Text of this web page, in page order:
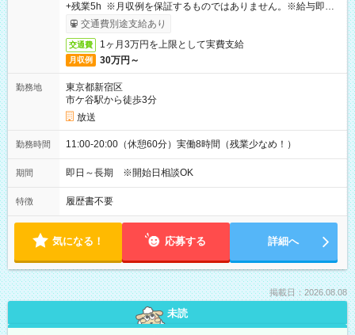
+残業5h ※月収例を保証するものではありません。※給与即受
取りサービス利用可（利用条件有）
交通費別途支給あり
交通費 1ヶ月3万円を上限として実費支給
月収例 30万円～
勤務地
東京都新宿区
市ケ谷駅から徒歩3分
放送
勤務時間 11:00-20:00（休憩60分）実働8時間（残業少なめ！）
期間 即日～長期 ※開始日相談OK
特徴 履歴書不要
気になる！ 応募する 詳細へ
掲載日：2026.08.08
未読